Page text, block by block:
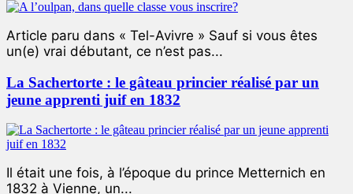
Article paru dans « Tel-Avivre » Sauf si vous êtes
un(e) vrai débutant, ce n’est pas...
La Sachertorte : le gâteau princier réalisé par un
jeune apprenti juif en 1832
Il était une fois, à l’époque du prince Metternich en
1832 à Vienne, un...